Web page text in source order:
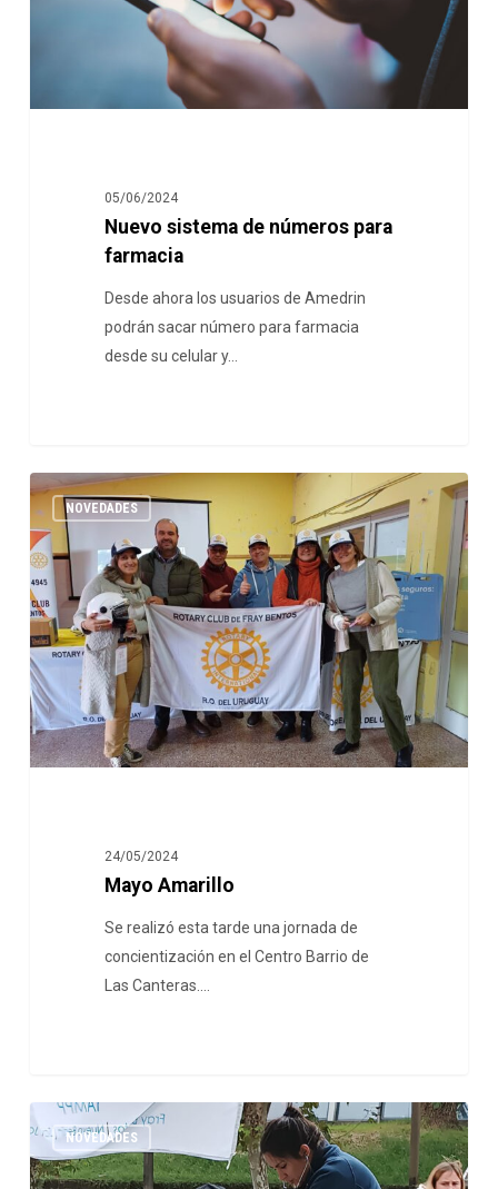
05/06/2024
Nuevo sistema de números para
farmacia
Desde ahora los usuarios de Amedrin
podrán sacar número para farmacia
desde su celular y…
NOVEDADES
24/05/2024
Mayo Amarillo
Se realizó esta tarde una jornada de
concientización en el Centro Barrio de
Las Canteras.…
NOVEDADES